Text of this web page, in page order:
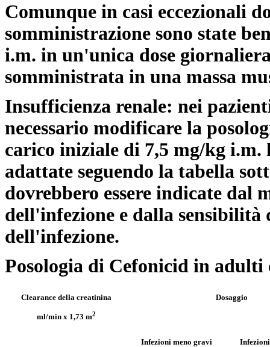
Comunque in casi eccezionali
somministrazione sono state
i.m. in un'unica dose
somministrata in una massa
Insufficienza renale: nei
necessario modificare la
carico iniziale di 7,5 mg/kg i.m.
adattate seguendo la tabella
dovrebbero essere indicate
dell'infezione e dalla sensibilità
dell'infezione.
Posologia di Cefonicid in
Clearance della creatinina
ml/min x 1,73 m2
Dosaggio
Infezioni meno gravi